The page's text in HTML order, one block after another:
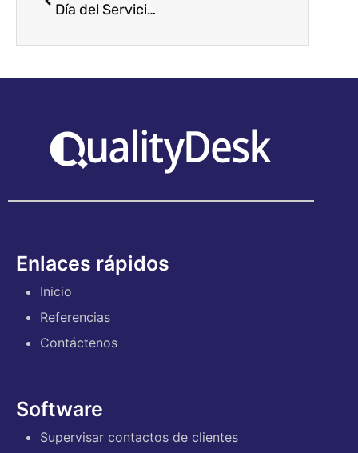
Día del Servicio al Cliente 2025 en Finlandia: Perspectivas, Cambios y Soluciones de IA para el Futuro
Enlaces rápidos
Inicio
Referencias
Contáctenos
Software
Supervisar contactos de clientes